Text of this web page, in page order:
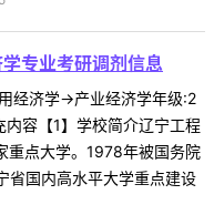
专业考研调剂信息
经济学->产业经济学年级:2
容【1】学校简介辽宁工程
重点大学。1978年被国务院
省国内高水平大学重点建设